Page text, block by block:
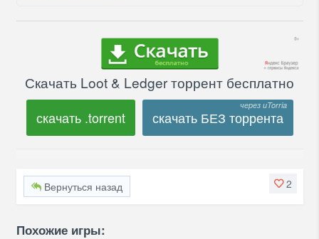
Скачать Loot & Ledger торрент бесплатно
скачать .torrent скачать БЕЗ торрента
2
Вернуться назад
Похожие игры: